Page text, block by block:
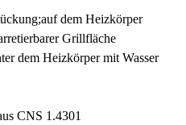
dem Heizkörper
Grillfläche
dem Heizkörper mit Wasser
CNS 1.4301